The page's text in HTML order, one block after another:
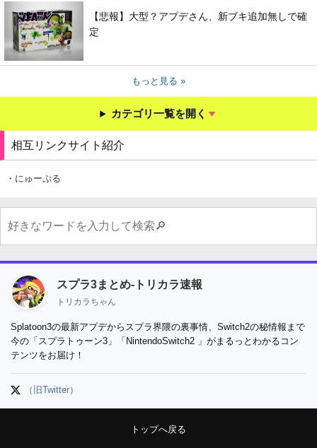
【悲報】大型？アプデさん、新ブキ追加無しで確
定
もっと見る »
カテゴリ一覧を開く
相互リンクサイト紹介
・にゅーぷる
スプラ3まとめ-トリカラ速報
トリカラちゃん
Splatoon3の最新アプデからスプラ界隈の裏事情、Switch2の秘情報まで
今の「スプラトゥーン3」「NintendoSwitch2 」がまるっとわかるコン
テンツをお届け！
（旧Twitter）
トップへ戻る